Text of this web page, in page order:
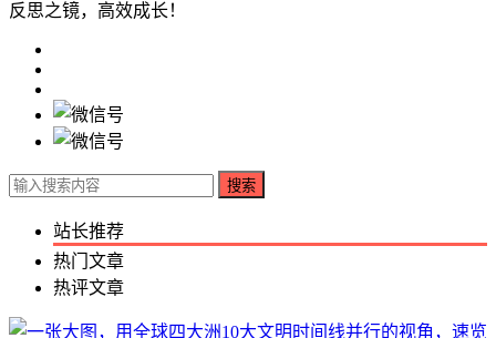
反思之镜，高效成长！
搜索
站长推荐
热门文章
热评文章